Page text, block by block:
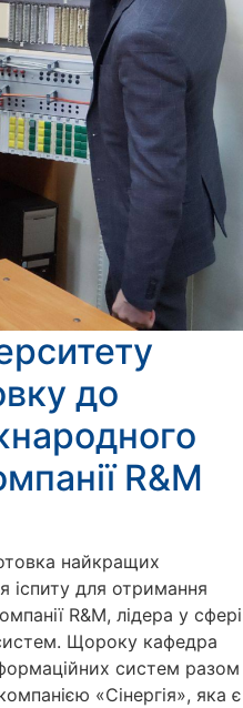
до
R&M
найкращих
іспиту для отримання
R&M, лідера у сфері
Щороку кафедра
систем разом
«Сінергія», яка є